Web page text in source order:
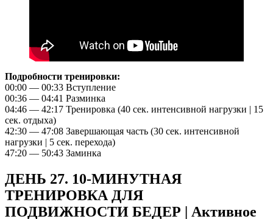
Подробности тренировки:
00:00 — 00:33 Вступление
00:36 — 04:41 Разминка
04:46 — 42:17 Тренировка (40 сек. интенсивной нагрузки | 15
сек. отдыха)
42:30 — 47:08 Завершающая часть (30 сек. интенсивной
нагрузки | 5 сек. перехода)
47:20 — 50:43 Заминка
ДЕНЬ 27. 10-МИНУТНАЯ
ТРЕНИРОВКА ДЛЯ
ПОДВИЖНОСТИ БЕДЕР | Активное